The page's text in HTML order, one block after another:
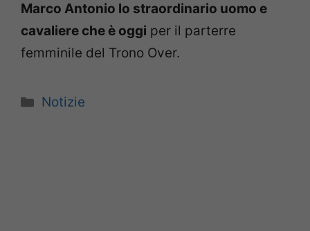
Marco Antonio lo straordinario uomo e
cavaliere che è oggi per il parterre
femminile del Trono Over.
Categorie
Notizie